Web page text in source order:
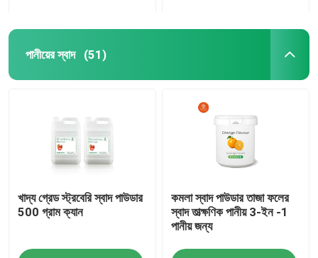
পণ্য
ভিডিও
পানীয়ের স্বাদ (51)
খাদ্য গ্রেড স্ট্রবেরি স্বাদ পাউডার
500 গ্রাম ক্যান
কমলা স্বাদ পাউডার তাজা ফলের
স্বাদ তাত্ক্ষণিক পানীয় 3-ইন -1
পানীয় জন্য